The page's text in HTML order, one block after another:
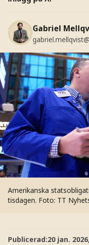
Gabriel
Amerikanska
tisdagen. Foto: TT
Publicerad:20 jan.